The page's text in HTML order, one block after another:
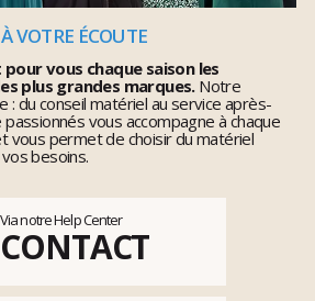
VOTRE ÉCOUTE
vous chaque saison les
plus grandes marques.Notre
: du conseil matériel au service après-
vous accompagne à chaque
vous permet de choisir du matériel
besoins.
Via notre Help Center
CONTACT